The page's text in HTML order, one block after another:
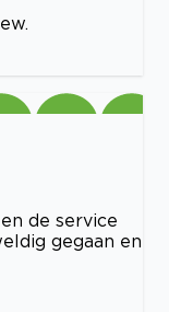
de service
gegaan en